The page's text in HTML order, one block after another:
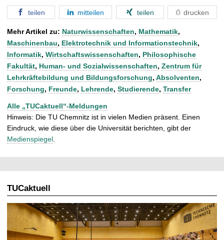
teilen mitteilen teilen drucken
Mehr Artikel zu: Naturwissenschaften, Mathematik,
Maschinenbau, Elektrotechnik und Informationstechnik,
Informatik, Wirtschaftswissenschaften, Philosophische
Fakultät, Human- und Sozialwissenschaften, Zentrum für
Lehrkräftebildung und Bildungsforschung, Absolventen,
Forschung, Freunde, Lehrende, Studierende, Transfer
Alle „TUCaktuell“-Meldungen
Hinweis: Die TU Chemnitz ist in vielen Medien präsent. Einen
Eindruck, wie diese über die Universität berichten, gibt der
Medienspiegel.
TUCaktuell